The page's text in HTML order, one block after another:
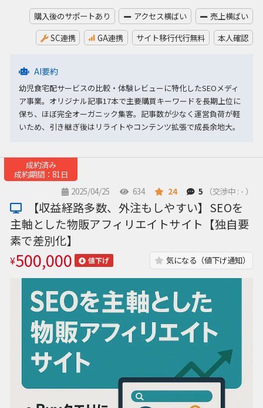
購入後のサポートあり アクセス横ばい
売上横ばい
SC連携
GA連携 サイト移行代行無料 本人確認
AI要約
幼児食宅配サービスの比較・体験レビューに特化したSEOメディ
ア事業。オリジナル記事17本で主要購買キーワードを長期上位に
保ち、ほぼ完全オーガニック集客。記事数が少なく運営負荷が軽
いため、引き継ぎ後はリライトやコンテンツ拡張で成長余地大。
成約済み
成約期間：81日
2025/04/25
634 24 5 （交渉中 : - ）
【収益経路多数、外注もしやすい】SEOを
主軸とした物販アフィリエイトサイト【独自要
素で差別化】
¥500,000 値下げ 気になる（値下げ通知）